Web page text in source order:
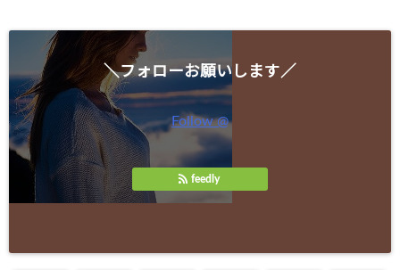
＼フォローお願いします／
Follow @
feedly